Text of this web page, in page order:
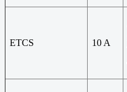
ETCS 10 A